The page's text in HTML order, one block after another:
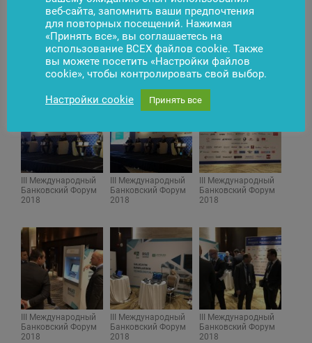
представивший на форуме доклад «Переосмысляя
роль банкоматов в качестве канала
взаимодействия с клиентами». – Банкам нужно
готовое решение для бизнеса, повышающее
лояльность их клиентов».
III Международный
Банковский Форум
2018
III Международный
Банковский Форум
2018
III Международный
Банковский Форум
2018
III Международный
Банковский Форум
2018
III Международный
Банковский Форум
2018
III Международный
Банковский Форум
2018
веб-сайта, запомнить ваши предпочтения
для повторных посещений. Нажимая
«Принять все», вы соглашаетесь на
использование ВСЕХ файлов cookie. Также
вы можете посетить «Настройки файлов
cookie», чтобы контролировать свой выбор.
Настройки cookie Принять все